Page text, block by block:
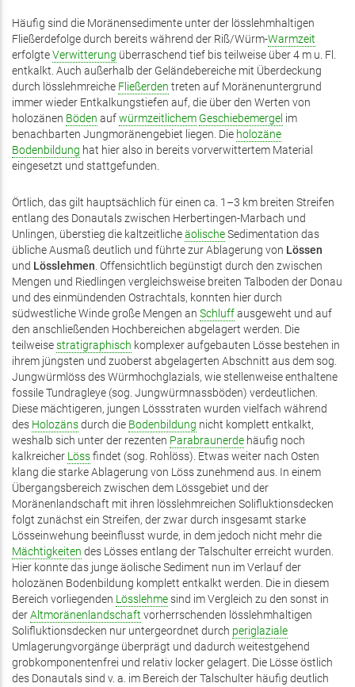
Häufig sind die Moränensedimente unter der lösslehmhaltigen
Fließerdefolge durch bereits während der Riß/Würm-Warmzeit
erfolgteVerwitterung überraschend tief bis teilweise über 4 m u. Fl.
entkalkt. Auch außerhalb der Geländebereiche mit Überdeckung
durch lösslehmreiche Fließerden treten auf Moränenuntergrund
immer wieder Entkalkungstiefen auf, die über den Werten von
holozänen Böden aufwürmzeitlichem Geschiebemergel im
benachbarten Jungmoränengebiet liegen. Die holozäne
Bodenbildung hat hier also in bereits vorverwittertem Material
eingesetzt und stattgefunden.
Örtlich, das gilt hauptsächlich für einen ca. 1–3 km breiten Streifen
entlang des Donautals zwischen Herbertingen-Marbach und
Unlingen, überstieg die kaltzeitlicheäolischeSedimentation das
übliche Ausmaß deutlich und führte zur Ablagerung von Lössen
und Lösslehmen. Offensichtlich begünstigt durch den zwischen
Mengen und Riedlingen vergleichsweise breiten Talboden der Donau
und des einmündenden Ostrachtals, konnten hier durch
südwestliche Winde große Mengen an Schluffausgeweht und auf
den anschließenden Hochbereichen abgelagert werden. Die
teilweisestratigraphisch komplexer aufgebauten Lösse bestehen in
ihrem jüngsten und zuoberst abgelagerten Abschnitt aus dem sog.
Jungwürmlöss des Würmhochglazials, wie stellenweise enthaltene
fossile Tundragleye (sog. Jungwürmnassböden) verdeutlichen.
Diese mächtigeren, jungen Lössstraten wurden vielfach während
des Holozänsdurch die Bodenbildung nicht komplett entkalkt,
weshalb sich unter der rezenten Parabraunerde häufig noch
kalkreicher Lössfindet (sog. Rohlöss). Etwas weiter nach Osten
klang die starke Ablagerung von Löss zunehmend aus. In einem
Übergangsbereich zwischen dem Lössgebiet und der
Moränenlandschaft mit ihren lösslehmreichen Solifluktionsdecken
folgt zunächst ein Streifen, der zwar durch insgesamt starke
Lösseinwehung beeinflusst wurde, in dem jedoch nicht mehr die
Mächtigkeiten des Lösses entlang der Talschulter erreicht wurden.
Hier konnte das junge äolische Sediment nun im Verlauf der
holozänen Bodenbildung komplett entkalkt werden. Die in diesem
Bereich vorliegenden Lösslehmesind im Vergleich zu den sonst in
derAltmoränenlandschaft vorherrschenden lösslehmhaltigen
Solifluktionsdecken nur untergeordnet durch periglaziale
Umlagerungvorgänge überprägt und dadurch weitestgehend
grobkomponentenfrei und relativ locker gelagert. Die Lösse östlich
des Donautals sind v. a. im Bereich der Talschulter häufig deutlich